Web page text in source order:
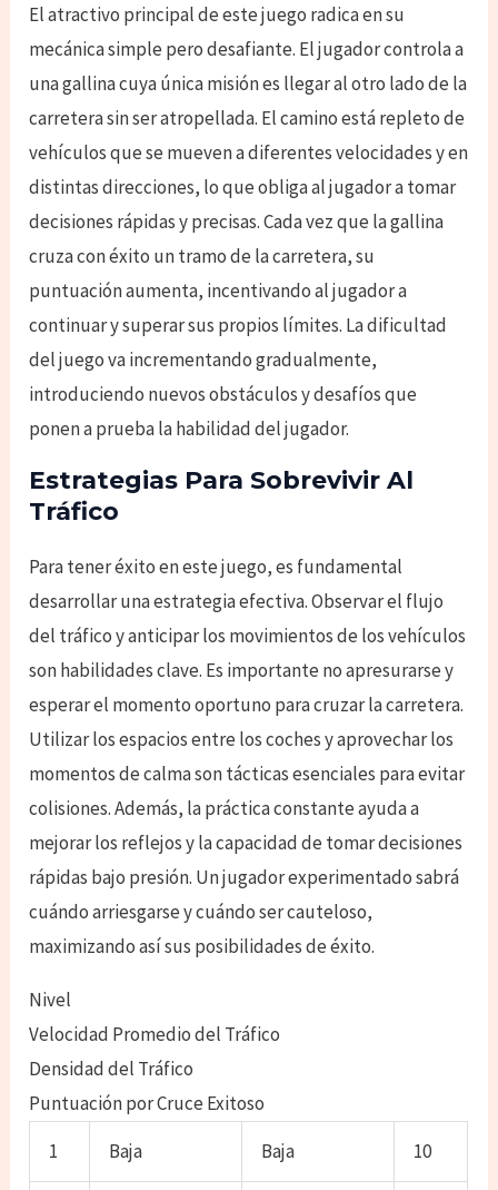
El atractivo principal de este juego radica en su
mecánica simple pero desafiante. El jugador controla a
una gallina cuya única misión es llegar al otro lado de la
carretera sin ser atropellada. El camino está repleto de
vehículos que se mueven a diferentes velocidades y en
distintas direcciones, lo que obliga al jugador a tomar
decisiones rápidas y precisas. Cada vez que la gallina
cruza con éxito un tramo de la carretera, su
puntuación aumenta, incentivando al jugador a
continuar y superar sus propios límites. La dificultad
del juego va incrementando gradualmente,
introduciendo nuevos obstáculos y desafíos que
ponen a prueba la habilidad del jugador.
Estrategias Para Sobrevivir Al
Tráfico
Para tener éxito en este juego, es fundamental
desarrollar una estrategia efectiva. Observar el flujo
del tráfico y anticipar los movimientos de los vehículos
son habilidades clave. Es importante no apresurarse y
esperar el momento oportuno para cruzar la carretera.
Utilizar los espacios entre los coches y aprovechar los
momentos de calma son tácticas esenciales para evitar
colisiones. Además, la práctica constante ayuda a
mejorar los reflejos y la capacidad de tomar decisiones
rápidas bajo presión. Un jugador experimentado sabrá
cuándo arriesgarse y cuándo ser cauteloso,
maximizando así sus posibilidades de éxito.
Nivel
Velocidad Promedio del Tráfico
Densidad del Tráfico
Puntuación por Cruce Exitoso
1
Baja Baja 10